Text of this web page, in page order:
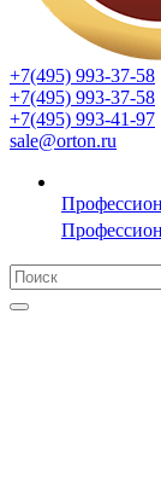
+7(495) 993-37-58
+7(495) 993-37-58
+7(495) 993-41-97
sale@orton.ru